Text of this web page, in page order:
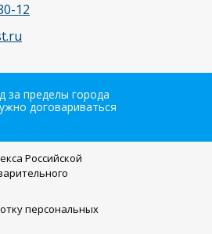
12
за пределы города
договариваться
Российской
персональных